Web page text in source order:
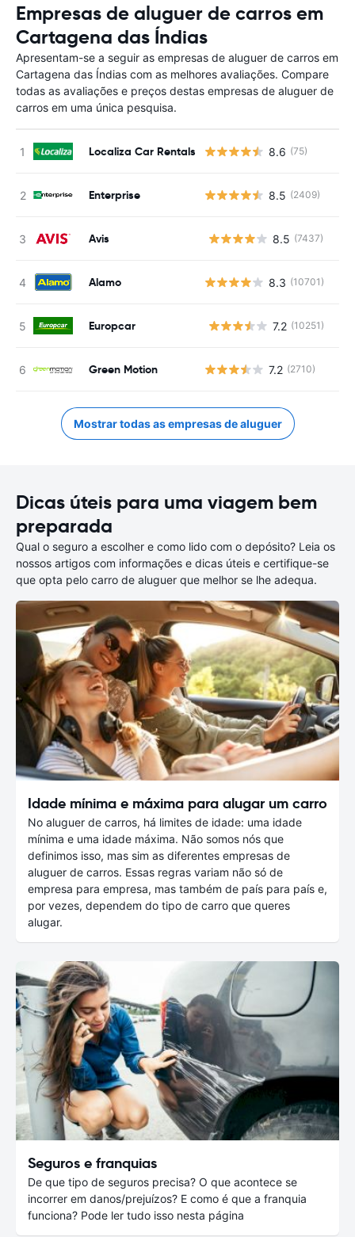
Empresas de aluguer de carros em
Cartagena das Índias
Apresentam-se a seguir as empresas de aluguer de carros em
Cartagena das Índias com as melhores avaliações. Compare
todas as avaliações e preços destas empresas de aluguer de
carros em uma única pesquisa.
Localiza Car Rentals 8.6 (75)
Enterprise 8.5 (2409)
Avis 8.5 (7437)
Alamo 8.3 (10701)
Europcar 7.2 (10251)
Green Motion 7.2 (2710)
Mostrar todas as empresas de aluguer
Dicas úteis para uma viagem bem
preparada
Qual o seguro a escolher e como lido com o depósito? Leia os
nossos artigos com informações e dicas úteis e certifique-se
que opta pelo carro de aluguer que melhor se lhe adequa.
Idade mínima e máxima para alugar um carro
No aluguer de carros, há limites de idade: uma idade
mínima e uma idade máxima. Não somos nós que
definimos isso, mas sim as diferentes empresas de
aluguer de carros. Essas regras variam não só de
empresa para empresa, mas também de país para país e,
por vezes, dependem do tipo de carro que queres
alugar.
Seguros e franquias
De que tipo de seguros precisa? O que acontece se
incorrer em danos/prejuízos? E como é que a franquia
funciona? Pode ler tudo isso nesta página